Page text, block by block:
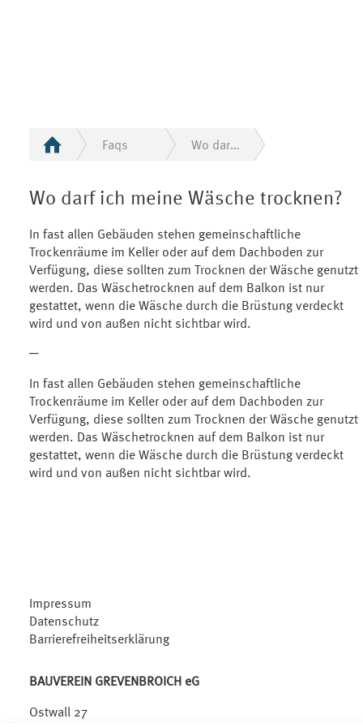
Faqs Wo darf ich meine Wäsche trocknen?
Wo darf ich meine Wäsche trocknen?
In fast allen Gebäuden stehen gemeinschaftliche
Trockenräume im Keller oder auf dem Dachboden zur
Verfügung, diese sollten zum Trocknen der Wäsche genutzt
werden. Das Wäschetrocknen auf dem Balkon ist nur
gestattet, wenn die Wäsche durch die Brüstung verdeckt
wird und von außen nicht sichtbar wird.
─
In fast allen Gebäuden stehen gemeinschaftliche
Trockenräume im Keller oder auf dem Dachboden zur
Verfügung, diese sollten zum Trocknen der Wäsche genutzt
werden. Das Wäschetrocknen auf dem Balkon ist nur
gestattet, wenn die Wäsche durch die Brüstung verdeckt
wird und von außen nicht sichtbar wird.
Impressum
Datenschutz
Barrierefreiheitserklärung
BAUVEREIN GREVENBROICH eG
Ostwall 27